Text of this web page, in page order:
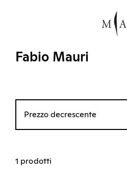
Fabio Mauri
Prezzo decrescente
1 prodotti